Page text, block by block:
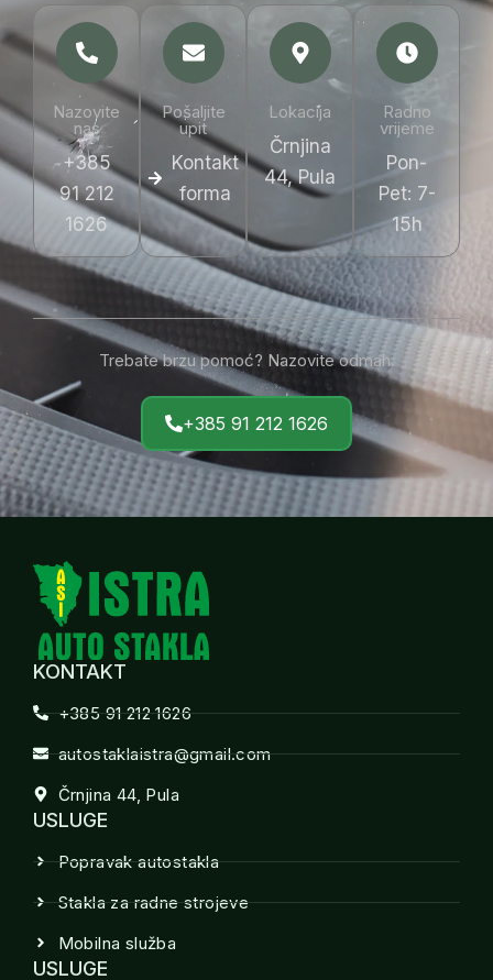
Nazovite
nas
+385
91 212
1626
Pošaljite
upit
Kontakt
forma
Lokacija
Črnjina
44, Pula
Radno
vrijeme
Pon-
Pet: 7-
15h
Trebate brzu pomoć? Nazovite odmah.
+385 91 212 1626
KONTAKT
+385 91 212 1626
autostaklaistra@gmail.com
Črnjina 44, Pula
USLUGE
Popravak autostakla
Stakla za radne strojeve
Mobilna služba
USLUGE